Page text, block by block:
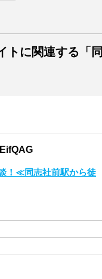
トに関連する「同
！≪同志社前駅から徒